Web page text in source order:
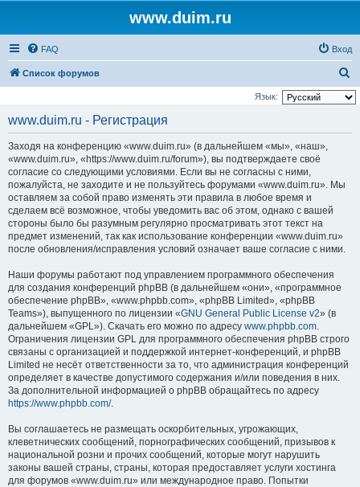
www.duim.ru
FAQ Вход
Список форумов
о
Язык:
www.duim.ru - Регистрация
Заходя на конференцию «www.duim.ru» (в дальнейшем «мы», «наш»,
«www.duim.ru», «https://www.duim.ru/forum»), вы подтверждаете своё
согласие со следующими условиями. Если вы не согласны с ними,
пожалуйста, не заходите и не пользуйтесь форумами «www.duim.ru». Мы
оставляем за собой право изменять эти правила в любое время и
сделаем всё возможное, чтобы уведомить вас об этом, однако с вашей
стороны было бы разумным регулярно просматривать этот текст на
предмет изменений, так как использование конференции «www.duim.ru»
после обновления/исправления условий означает ваше согласие с ними.
Наши форумы работают под управлением программного обеспечения
для создания конференций phpBB (в дальнейшем «они», «программное
обеспечение phpBB», «www.phpbb.com», «phpBB Limited», «phpBB
Teams»), выпущенного по лицензии «GNU General Public License v2» (в
дальнейшем «GPL»). Скачать его можно по адресу www.phpbb.com.
Ограничения лицензии GPL для программного обеспечения phpBB строго
связаны с организацией и поддержкой интернет-конференций, и phpBB
Limited не несёт ответственности за то, что администрация конференций
определяет в качестве допустимого содержания и/или поведения в них.
За дополнительной информацией о phpBB обращайтесь по адресу
https://www.phpbb.com/.
Вы соглашаетесь не размещать оскорбительных, угрожающих,
клеветнических сообщений, порнографических сообщений, призывов к
национальной розни и прочих сообщений, которые могут нарушить
законы вашей страны, страны, которая предоставляет услуги хостинга
для форумов «www.duim.ru» или международное право. Попытки